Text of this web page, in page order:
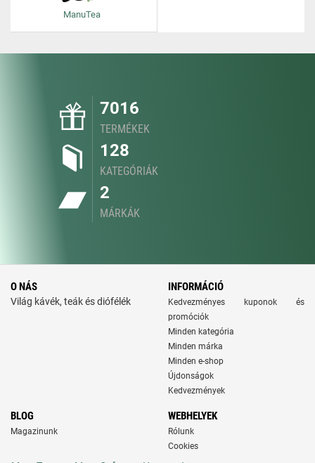
ManuTea
7016
TERMÉKEK
128
KATEGÓRIÁK
2
MÁRKÁK
O NÁS
Világ kávék, teák és diófélék
INFORMÁCIÓ
Kedvezményes kuponok és
promóciók
Minden kategória
Minden márka
Minden e-shop
Újdonságok
Kedvezmények
BLOG
Magazinunk
WEBHELYEK
Rólunk
Cookies